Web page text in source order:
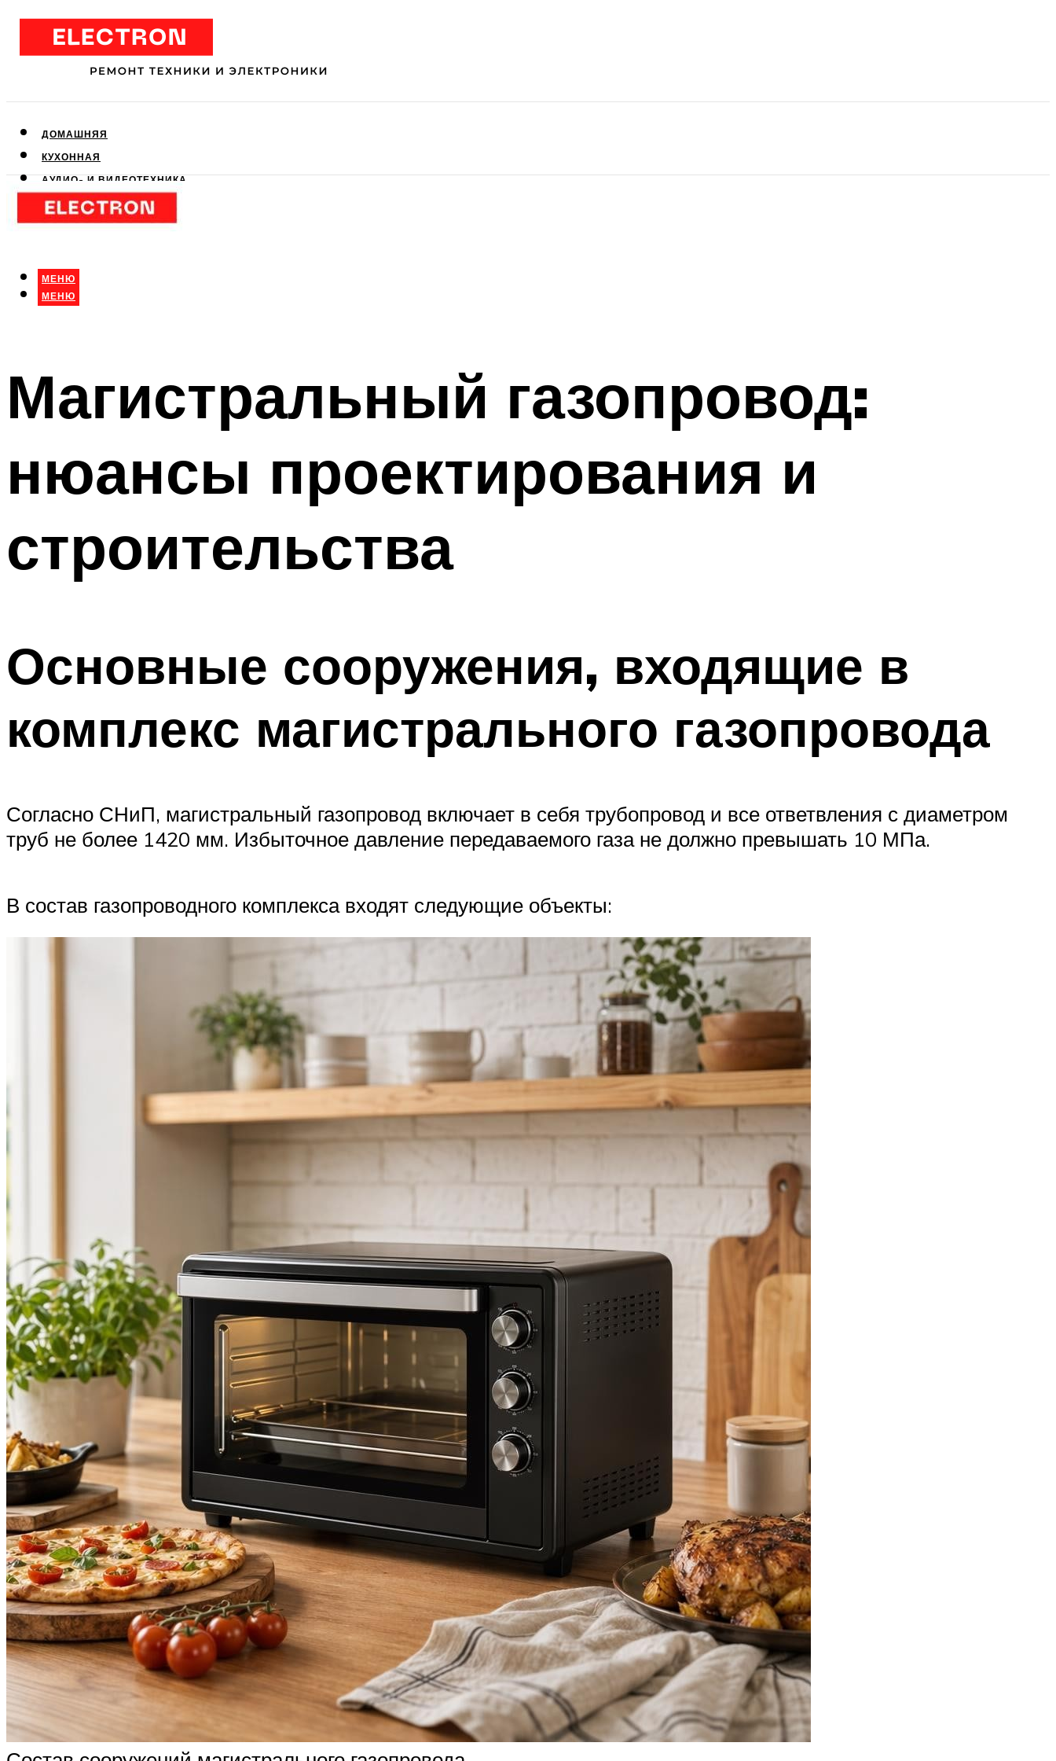
ДОМАШНЯЯ
КУХОННАЯ
АУДИО- И ВИДЕОТЕХНИКА
КЛИМАТИЧЕСКАЯ
ДЛЯ КРАСОТЫ
МЕНЮ
МЕНЮ
Магистральный газопровод:
нюансы проектирования и
строительства
Основные сооружения, входящие в
комплекс магистрального газопровода
Согласно СНиП, магистральный газопровод включает в себя трубопровод и все ответвления с диаметром
труб не более 1420 мм. Избыточное давление передаваемого газа не должно превышать 10 МПа.
В состав газопроводного комплекса входят следующие объекты: